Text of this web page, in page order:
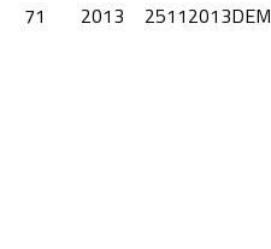
71
2013 25112013DEM